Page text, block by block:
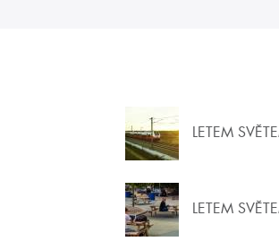
LETEM
LETEM